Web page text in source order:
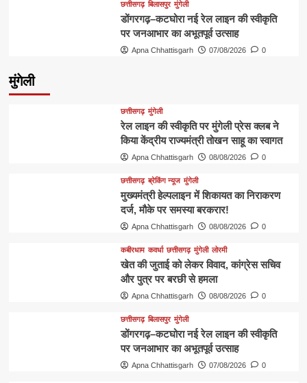
छत्तीसगढ़ बिलासपुर मुंगेली
डोंगरगढ़–कटघोरा नई रेल लाइन की स्वीकृति
पर जनआभार का अभूतपूर्व उत्साह
Apna Chhattisgarh 07/08/2026 0
मुंगेली
छत्तीसगढ़ मुंगेली
रेल लाइन की स्वीकृति पर मुंगेली प्रेस क्लब ने
किया केंद्रीय राज्यमंत्री तोखन साहू का स्वागत
Apna Chhattisgarh 08/08/2026 0
छत्तीसगढ़ ब्रेकिंग न्यूज मुंगेली
मुख्यमंत्री हेल्पलाइन में शिकायत का निराकरण
दर्ज, मौके पर समस्या बरकरार!
Apna Chhattisgarh 08/08/2026 0
कबीरधाम कवर्धा छत्तीसगढ़ मुंगेली लोरमी
खेत की जुताई को लेकर विवाद, कांग्रेस सचिव
और पुत्र पर बरछी से हमला
Apna Chhattisgarh 08/08/2026 0
छत्तीसगढ़ बिलासपुर मुंगेली
डोंगरगढ़–कटघोरा नई रेल लाइन की स्वीकृति
पर जनआभार का अभूतपूर्व उत्साह
Apna Chhattisgarh 07/08/2026 0